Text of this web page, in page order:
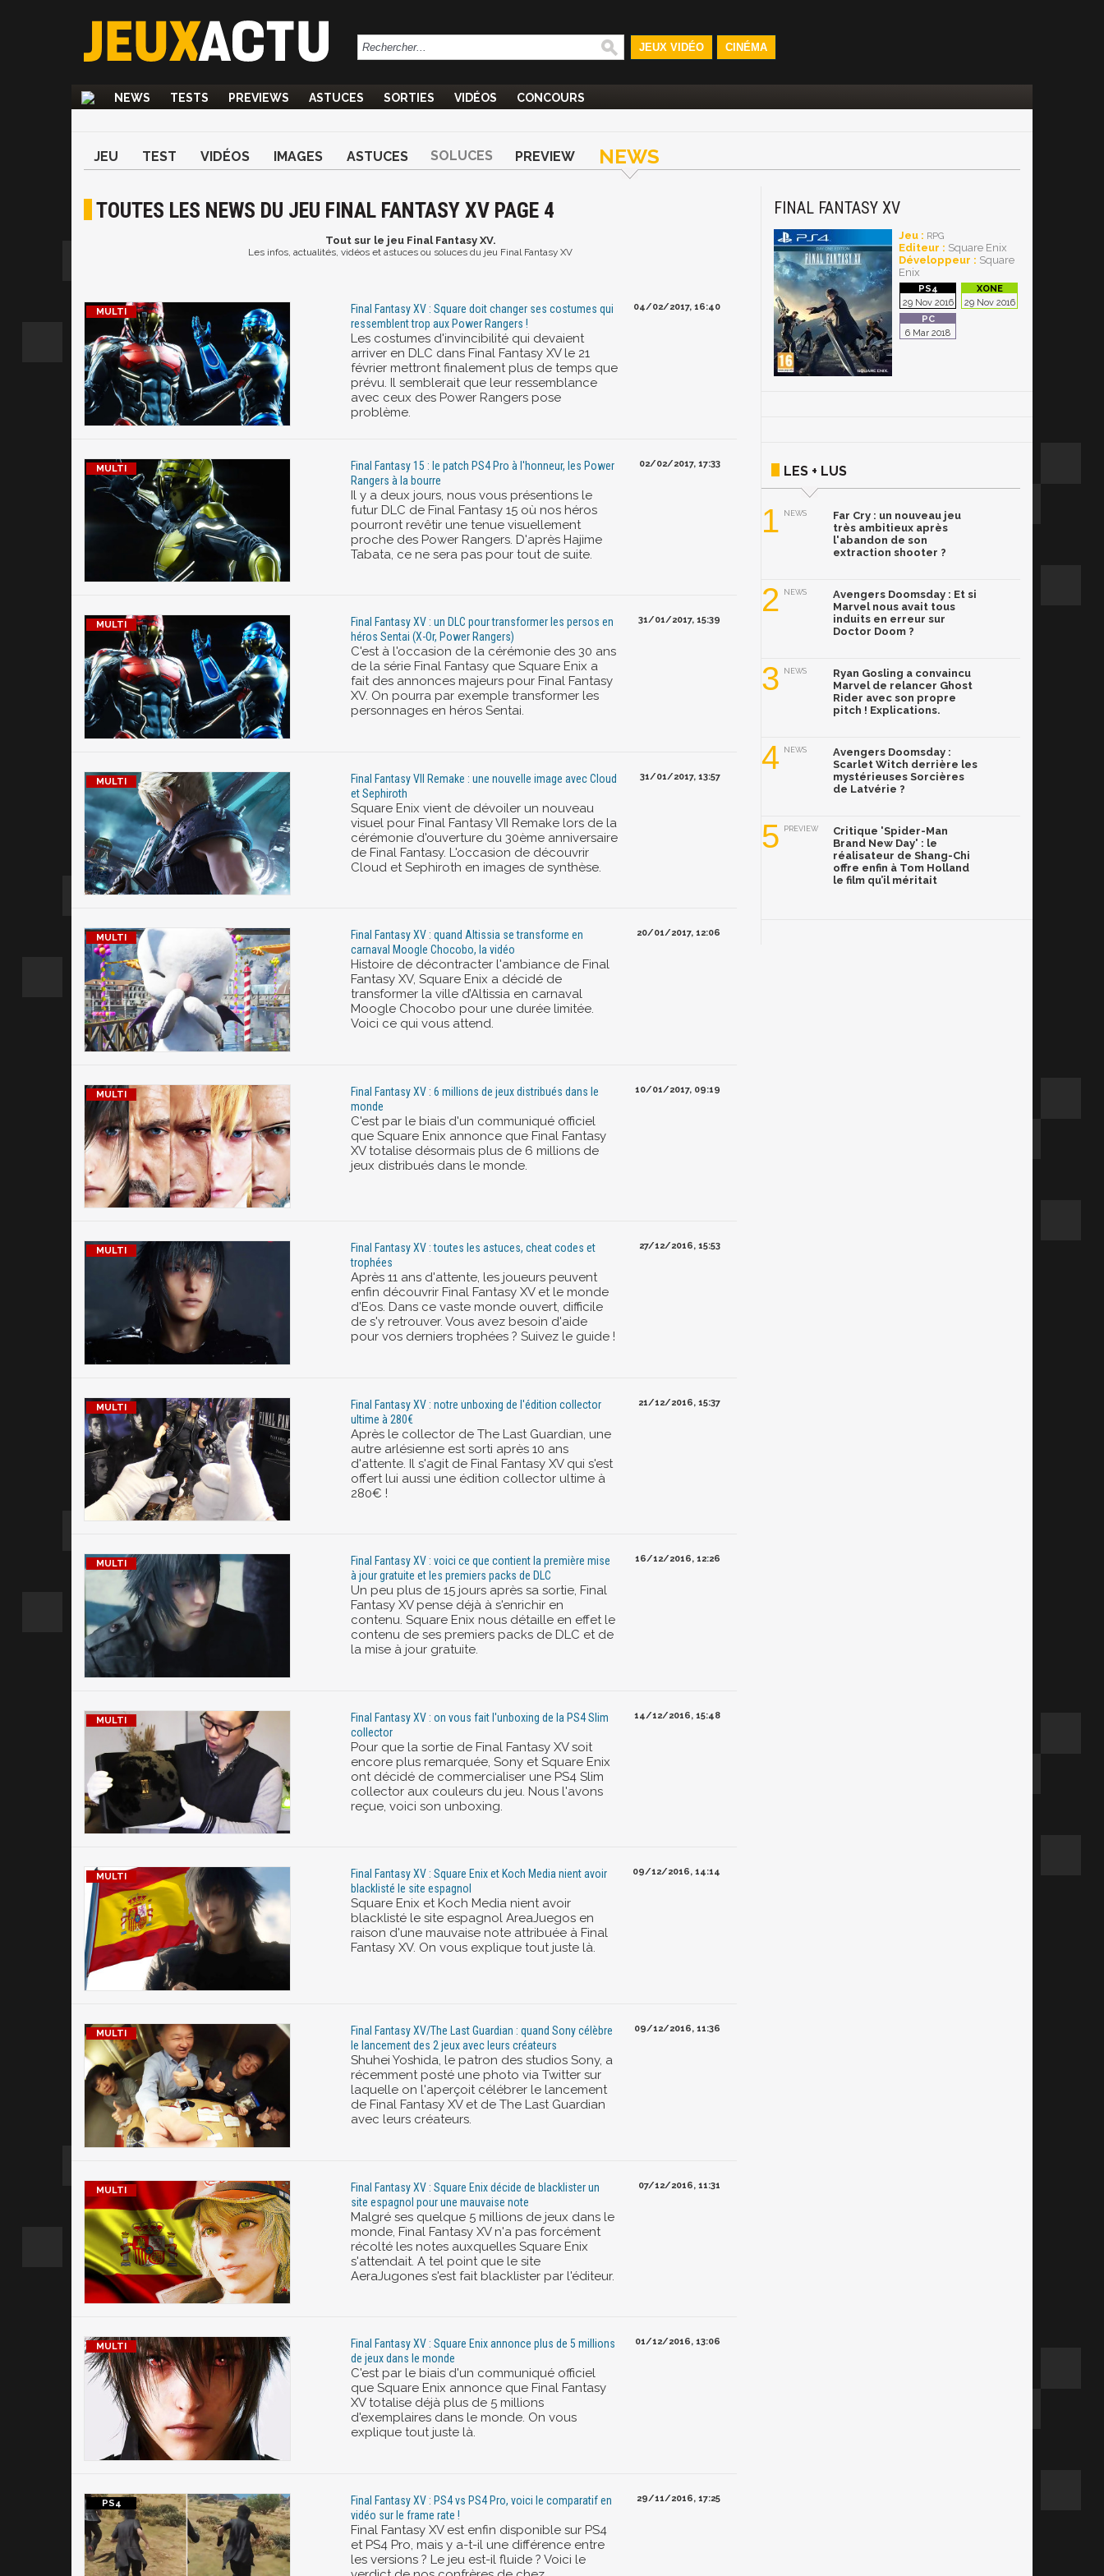
JEUX VIDÉO CINÉMA
NEWS TESTS PREVIEWS ASTUCES SORTIES VIDÉOS CONCOURS
JEU TEST VIDÉOS IMAGES ASTUCES SOLUCES PREVIEW NEWS
TOUTES LES NEWS DU JEU FINAL FANTASY XV PAGE 4
Toutsur le jeu Final Fantasy XV.
Les infos, actualités, vidéos et astuces ou soluces du jeu Final Fantasy XV
Final Fantasy XV : Square doit changer ses costumes qui
ressemblent trop aux Power Rangers !
Les costumes d'invincibilité qui devaient
arriver en DLC dans Final Fantasy XV le 21
février mettront finalement plus de temps que
prévu. Il semblerait que leur ressemblance
avec ceux des Power Rangers pose
problème.
04/02/2017, 16:40
Final Fantasy 15 : le patch PS4 Pro à l'honneur, les Power
Rangers à la bourre
Il y a deux jours, nous vous présentions le
futur DLC de Final Fantasy 15 où nos héros
pourront revêtir une tenue visuellement
proche des Power Rangers. D'après Hajime
Tabata, ce ne sera pas pour tout de suite.
02/02/2017, 17:33
Final Fantasy XV : un DLC pour transformer les persos en
héros Sentai (X-Or, Power Rangers)
C'est à l'occasion de la cérémonie des 30 ans
de la série Final Fantasy que Square Enix a
fait des annonces majeurs pour Final Fantasy
XV. On pourra par exemple transformer les
personnages en héros Sentai.
31/01/2017, 15:39
Final Fantasy VII Remake : une nouvelle image avec Cloud
et Sephiroth
Square Enix vient de dévoiler un nouveau
visuel pour Final Fantasy VII Remake lors de la
cérémonie d'ouverture du 30ème anniversaire
de Final Fantasy. L'occasion de découvrir
Cloud et Sephiroth en images de synthèse.
31/01/2017, 13:57
Final Fantasy XV : quand Altissia se transforme en
carnaval Moogle Chocobo, la vidéo
Histoire de décontracter l'ambiance de Final
Fantasy XV, Square Enix a décidé de
transformer la ville d’Altissia en carnaval
Moogle Chocobo pour une durée limitée.
Voici ce qui vous attend.
20/01/2017, 12:06
Final Fantasy XV : 6 millions de jeux distribués dans le
monde
C'est par le biais d'un communiqué officiel
que Square Enix annonce que Final Fantasy
XV totalise désormais plus de 6 millions de
jeux distribués dans le monde.
10/01/2017, 09:19
Final Fantasy XV : toutes les astuces, cheat codes et
trophées
Après 11 ans d'attente, les joueurs peuvent
enfin découvrir Final Fantasy XV et le monde
d'Eos. Dans ce vaste monde ouvert, difficile
de s'y retrouver. Vous avez besoin d'aide
pour vos derniers trophées ? Suivez le guide !
27/12/2016, 15:53
Final Fantasy XV : notre unboxing de l'édition collector
ultime à 280€
Après le collector de The Last Guardian, une
autre arlésienne est sorti après 10 ans
d'attente. Il s'agit de Final Fantasy XV qui s'est
offert lui aussi une édition collector ultime à
280€ !
21/12/2016, 15:37
Final Fantasy XV : voici ce que contient la première mise
à jour gratuite et les premiers packs de DLC
Un peu plus de 15 jours après sa sortie, Final
Fantasy XV pense déjà à s'enrichir en
contenu. Square Enix nous détaille en effet le
contenu de ses premiers packs de DLC et de
la mise à jour gratuite.
16/12/2016, 12:26
Final Fantasy XV : on vous fait l'unboxing de la PS4 Slim
collector
Pour que la sortie de Final Fantasy XV soit
encore plus remarquée, Sony et Square Enix
ont décidé de commercialiser une PS4 Slim
collector aux couleurs du jeu. Nous l'avons
reçue, voici son unboxing.
14/12/2016, 15:48
Final Fantasy XV : Square Enix et Koch Media nient avoir
blacklisté le site espagnol
Square Enix et Koch Media nient avoir
blacklisté le site espagnol AreaJuegos en
raison d'une mauvaise note attribuée à Final
Fantasy XV. On vous explique tout juste là.
09/12/2016, 14:14
Final Fantasy XV/The Last Guardian : quand Sony célèbre
le lancement des 2 jeux avec leurs créateurs
Shuhei Yoshida, le patron des studios Sony, a
récemment posté une photo via Twitter sur
laquelle on l'aperçoit célébrer le lancement
de Final Fantasy XV et de The Last Guardian
avec leurs créateurs.
09/12/2016, 11:36
Final Fantasy XV : Square Enix décide de blacklister un
site espagnol pour une mauvaise note
Malgré ses quelque 5 millions de jeux dans le
monde, Final Fantasy XV n'a pas forcément
récolté les notes auxquelles Square Enix
s'attendait. A tel point que le site
AeraJugones s'est fait blacklister par l'éditeur.
07/12/2016, 11:31
Final Fantasy XV : Square Enix annonce plus de 5 millions
de jeux dans le monde
C'est par le biais d'un communiqué officiel
que Square Enix annonce que Final Fantasy
XV totalise déjà plus de 5 millions
d'exemplaires dans le monde. On vous
explique tout juste là.
01/12/2016, 13:06
Final Fantasy XV : PS4 vs PS4 Pro, voici le comparatif en
vidéo sur le frame rate !
Final Fantasy XV est enfin disponible sur PS4
et PS4 Pro, mais y a-t-il une différence entre
les versions ? Le jeu est-il fluide ? Voici le
29/11/2016, 17:25
FINAL FANTASY XV
Jeu : RPG
Editeur : Square Enix
Développeur : Square
Enix
29 Nov 2016 29 Nov 2016
6 Mar 2018
LES + LUS
1 NEWS
Far Cry : un nouveau jeu
très ambitieux après
l'abandon de son
extraction shooter ?
2 NEWS
Avengers Doomsday : Et si
Marvel nous avait tous
induits en erreur sur
Doctor Doom ?
3 NEWS
Ryan Gosling a convaincu
Marvel de relancer Ghost
Rider avec son propre
pitch ! Explications.
4 NEWS
Avengers Doomsday :
Scarlet Witch derrière les
mystérieuses Sorcières
de Latvérie ?
5 PREVIEW
Critique 'Spider-Man
Brand New Day' : le
réalisateur de Shang-Chi
offre enfin à Tom Holland
le film qu’il méritait